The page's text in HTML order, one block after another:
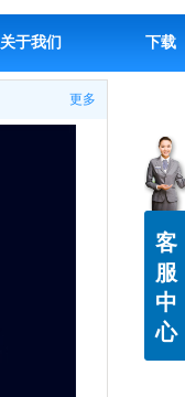
关于我们 下载
更多
客
服
中
心